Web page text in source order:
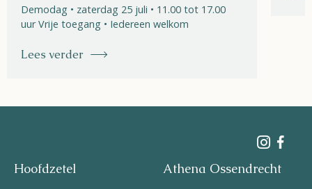
Demodag • zaterdag 25 juli • 11.00 tot 17.00
uur Vrije toegang • Iedereen welkom
Lees verder
Hoofdzetel Athena Ossendrecht